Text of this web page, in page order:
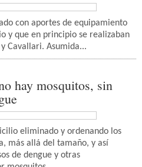
con aportes de equipamiento
y que en principio se realizaban
Cavallari. Asumida...
hay mosquitos, sin
eliminado y ordenando los
más allá del tamaño, y así
de dengue y otras